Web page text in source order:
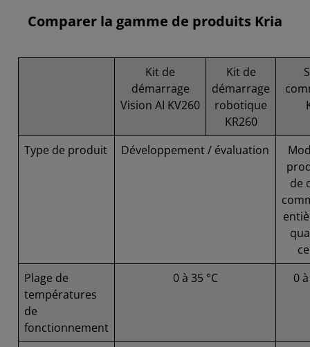
Comparer la gamme de produits Kria
Kit de
démarrage
Vision AI KV260
Kit de
démarrage
robotique
KR260
Type de produit Développement / évaluation
de
Plage de
températures
de
fonctionnement
0 à 35 °C 0